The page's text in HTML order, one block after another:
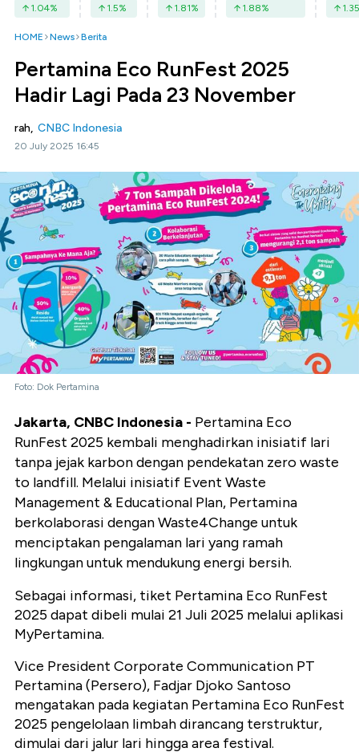
1.04% 1.5% 1.81% 1.88% 1.35
HOME News Berita
Pertamina Eco RunFest 2025
Hadir Lagi Pada 23 November
rah, CNBC Indonesia
20 July 2025 16:45
Foto: Dok Pertamina
Jakarta, CNBC Indonesia - Pertamina Eco
RunFest 2025 kembali menghadirkan inisiatif lari
tanpa jejak karbon dengan pendekatan zero waste
to landfill. Melalui inisiatif Event Waste
Management & Educational Plan, Pertamina
berkolaborasi dengan Waste4Change untuk
menciptakan pengalaman lari yang ramah
lingkungan untuk mendukung energi bersih.
Sebagai informasi, tiket Pertamina Eco RunFest
2025 dapat dibeli mulai 21 Juli 2025 melalui aplikasi
MyPertamina.
Vice President Corporate Communication PT
Pertamina (Persero), Fadjar Djoko Santoso
mengatakan pada kegiatan Pertamina Eco RunFest
2025 pengelolaan limbah dirancang terstruktur,
dimulai dari jalur lari hingga area festival.